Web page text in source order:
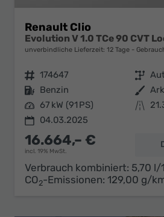
Renault Clio
Evolution V 1.0 TCe 90 CVT
unverbindliche Lieferzeit: 12 Tage
Fahrzeugnr. 174647 Getriebe
Kraftstoff Benzin Außenfarbe
Leistung 67 kW (91 PS) Kilometerstand
04.03.2025
16.664,– €
incl. 19% MwSt.
Verbrauch kombiniert: 5,70 l/
CO2-Emissionen: 129,00 g/